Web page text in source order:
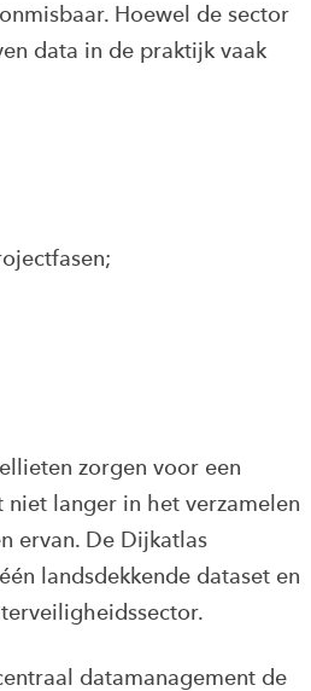
Hoewel de sector
data in de praktijk vaak
zorgen voor een
langer in het verzamelen
ervan. De Dijkatlas
landsdekkende dataset en
datamanagement de